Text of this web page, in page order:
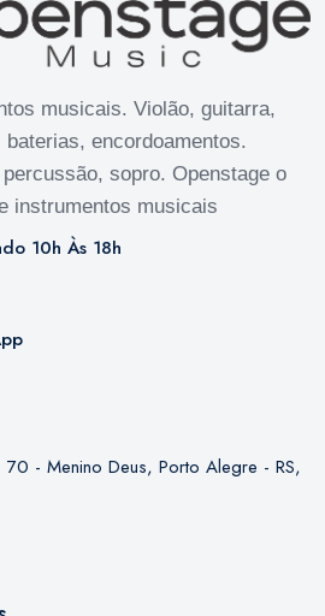
musicais. Violão, guitarra,
encordoamentos.
sopro. Openstage o
instrumentos musicais
10h Às 18h
70 - Menino Deus, Porto Alegre - RS,